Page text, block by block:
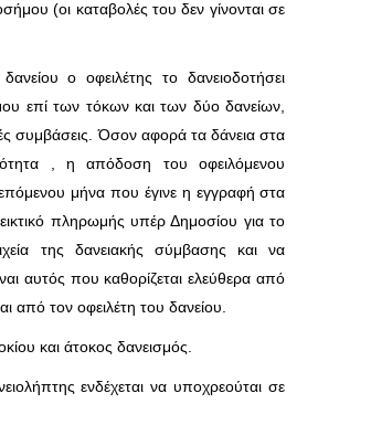
(οι καταβολές του δεν γίνονται σε
ο οφειλέτης το δανειοδοτήσει
επί των τόκων και των δύο δανείων,
συμβάσεις. Όσον αφορά τα δάνεια στα
, η απόδοση του οφειλόμενου
μήνα που έγινε η εγγραφή στα
πληρωμής υπέρ Δημοσίου για το
της δανειακής σύμβασης και να
αυτός που καθορίζεται ελεύθερα από
τον οφειλέτη του δανείου.
και άτοκος δανεισμός.
ενδέχεται να υποχρεούται σε